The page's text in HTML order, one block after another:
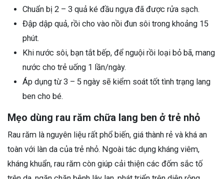
Chuẩn bị 2 – 3 quả ké đầu ngựa đã được rửa sạch.
Đập dập quả, rồi cho vào nồi đun sôi trong khoảng 15
phút.
Khi nước sôi, bạn tắt bếp, để nguội rồi loại bỏ bã, mang
nước cho trẻ uống 1 lần/ngày.
Áp dụng từ 3 – 5 ngày sẽ kiểm soát tốt tình trạng lang
ben cho bé.
Mẹo dùng rau răm chữa lang ben ở trẻ nhỏ
Rau răm là nguyên liệu rất phổ biến, giá thành rẻ và khá an
toàn với làn da của trẻ nhỏ. Ngoài tác dụng kháng viêm,
kháng khuẩn, rau răm còn giúp cải thiện các đốm sắc tố